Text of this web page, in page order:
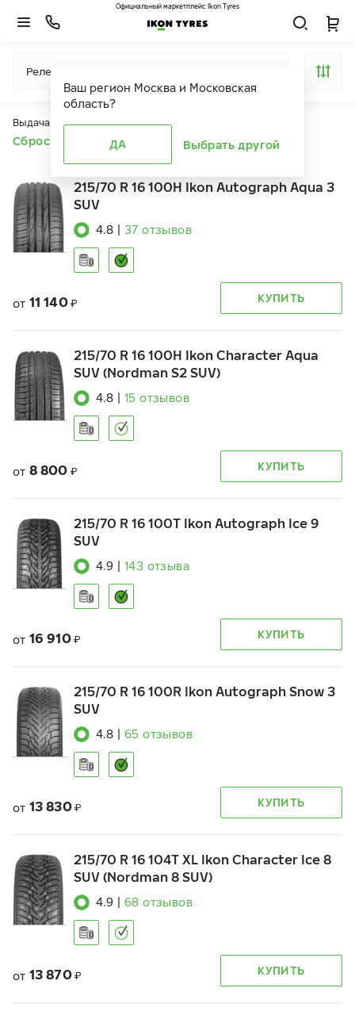
Ваш регион Москва и Московская
область?
ДА Выбрать другой
Официальный маркетплейс Ikon Tyres
Релевантность
Выдача продуктов ограничена действием фильтров
Сбросить все фильтры
215/70 R 16 100H Ikon Autograph Aqua 3
SUV
4.8 37 отзывов
от 11 140 ₽ КУПИТЬ
215/70 R 16 100H Ikon Character Aqua
SUV (Nordman S2 SUV)
4.8 15 отзывов
от 8 800 ₽ КУПИТЬ
215/70 R 16 100T Ikon Autograph Ice 9
SUV
4.9 143 отзыва
от 16 910 ₽ КУПИТЬ
215/70 R 16 100R Ikon Autograph Snow 3
SUV
4.8 65 отзывов
от 13 830 ₽ КУПИТЬ
215/70 R 16 104T XL Ikon Character Ice 8
SUV (Nordman 8 SUV)
4.9 68 отзывов
от 13 870 ₽ КУПИТЬ